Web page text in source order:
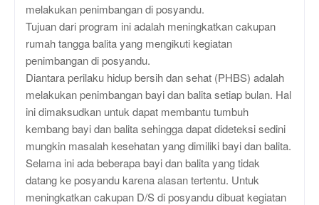
melakukan penimbangan di posyandu.
Tujuan dari program ini adalah meningkatkan cakupan
rumah tangga balita yang mengikuti kegiatan
penimbangan di posyandu.
Diantara perilaku hidup bersih dan sehat (PHBS) adalah
melakukan penimbangan bayi dan balita setiap bulan. Hal
ini dimaksudkan untuk dapat membantu tumbuh
kembang bayi dan balita sehingga dapat dideteksi sedini
mungkin masalah kesehatan yang dimiliki bayi dan balita.
Selama ini ada beberapa bayi dan balita yang tidak
datang ke posyandu karena alasan tertentu. Untuk
meningkatkan cakupan D/S di posyandu dibuat kegiatan